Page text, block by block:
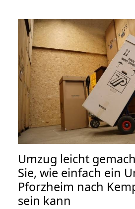
Umzug leicht
Sie, wie einfach ein
Pforzheim nach
sein kann